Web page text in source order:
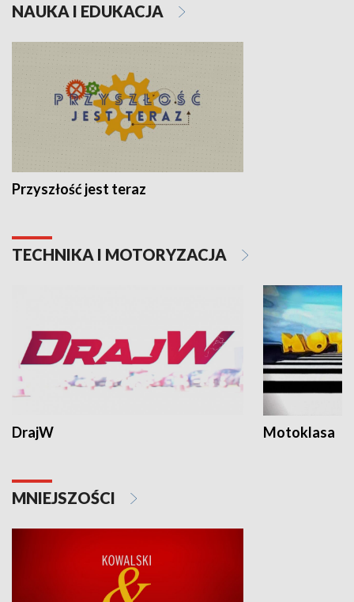
NAUKA I EDUKACJA
Przyszłość jest teraz
TECHNIKA I MOTORYZACJA
DrajW Motoklasa
MNIEJSZOŚCI